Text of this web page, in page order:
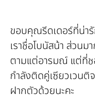
ขอบคุณรีดเดอร์ที่น่า
เราชื่อโบนัสน้า ส่วน
ตามแต่อารมณ์ แต่ที่
กำลังติดคู่เซียวเวนติ
ฝากตัวด้วยนะคะ